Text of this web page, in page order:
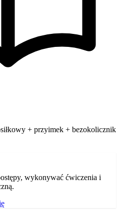
+ przyimek + bezokolicznik
wykonywać ćwiczenia i